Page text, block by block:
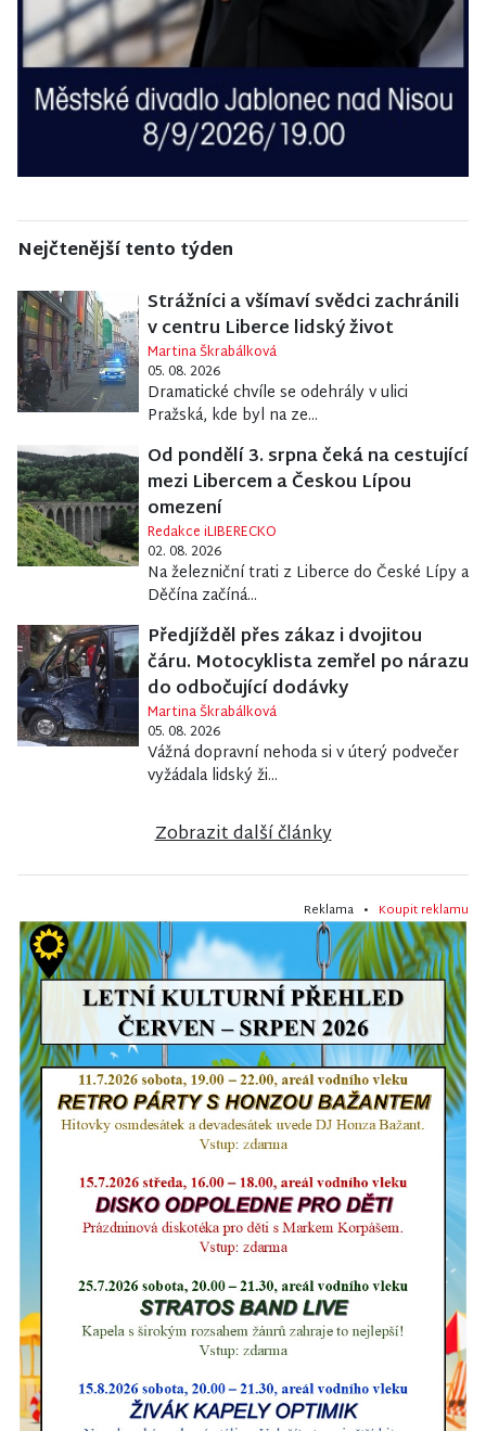
Nejčtenější tento týden
Strážníci a všímaví svědci zachránili
v centru Liberce lidský život
Martina Škrabálková
05. 08. 2026
Dramatické chvíle se odehrály v ulici
Pražská, kde byl na ze...
Od pondělí 3. srpna čeká na cestující
mezi Libercem a Českou Lípou
omezení
Redakce iLIBERECKO
02. 08. 2026
Na železniční trati z Liberce do České Lípy a
Děčína začíná...
Předjížděl přes zákaz i dvojitou
čáru. Motocyklista zemřel po nárazu
do odbočující dodávky
Martina Škrabálková
05. 08. 2026
Vážná dopravní nehoda si v úterý podvečer
vyžádala lidský ži...
Zobrazit další články
Reklama • Koupit reklamu